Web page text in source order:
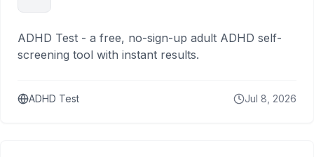
ADHD Test - a free, no-sign-up adult ADHD self-
screening tool with instant results.
ADHD Test Jul 8, 2026